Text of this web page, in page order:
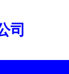
司